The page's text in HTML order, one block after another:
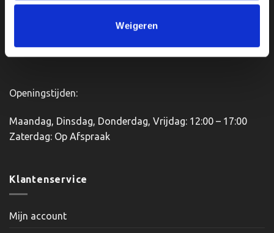
Weigeren
4901KM Oosterhout
Openingstijden:
Maandag, Dinsdag, Donderdag, Vrijdag: 12:00 – 17:00
Zaterdag: Op Afspraak
Klantenservice
Mijn account